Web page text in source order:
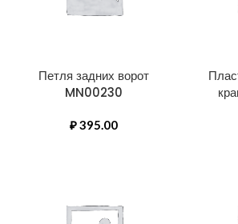
Петля задних ворот
MN00230
₽395.00